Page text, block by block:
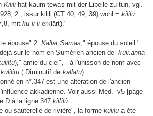
Kilili hat kaum tewas mit der Libelle zu tun, vgl.
2 ; issur kilili (CT 40, 49, 39) wohl = kililu
mit ku-li-li erklärt)."
épouse" 2. Kallat Samas," épouse du soleil "
sur le nom en Sumérien ancien de kuli.anna
)," amie du ciel", à l'unisson de nom avec
kulilitu ( Diminutif de kallatu).
en n°.347 est une altération de l'ancien-
akkadienne. Voir aussi Med. v5 [page
D à la ligne 347 killilû.
ou sauterelle de rivière", la forme kulilu a été